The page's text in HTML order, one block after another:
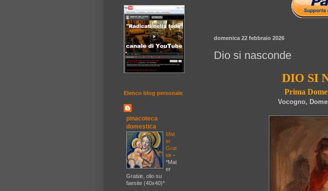
domenica 22 febbraio 2026
Dio si nasconde
DIO SI
Prima
Vocogno,
Elenco blog personale
pinacoteca
domestica
Mat
er
Grat
iæ -
*Mat
er
Gratiæ, olio su
faesite (40x40)*